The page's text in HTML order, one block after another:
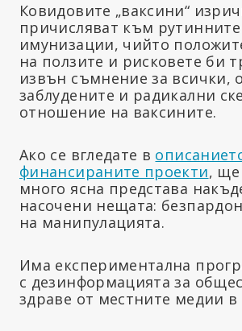
Ковидовите „ваксини“
причисляват към рутинните
имунизации, чийто
на ползите и рисковете би
извън съмнение за всички,
заблудените и радикални
отношение на ваксините.
Ако се вгледате в
финансираните проекти, ще
много ясна представа
насочени нещата:
на манипулацията.
Има експериментална
с дезинформацията за
здраве от местните медии в